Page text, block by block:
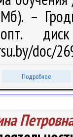
Мб). –
опт.
doc/
Подробнее